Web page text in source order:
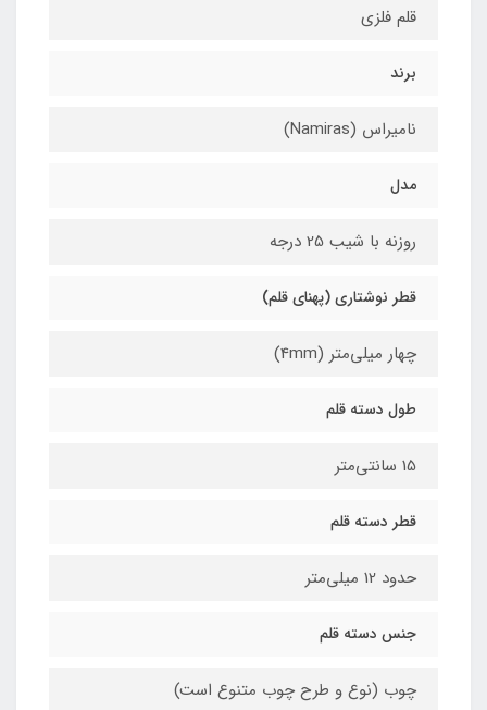
قلم فلزی
برند
نامیراس (Namiras)
مدل
روزنه با شیب 25 درجه
قطر نوشتاری (پهنای قلم)
چهار میلی‌متر (4mm)
طول دسته قلم
15 سانتی‌متر
قطر دسته قلم
حدود 12 میلی‌متر
جنس دسته قلم
چوب (نوع و طرح چوب متنوع است)